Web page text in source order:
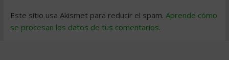
Este sitio usa Akismet para reducir el spam. Aprende cómo
se procesan los datos de tus comentarios.